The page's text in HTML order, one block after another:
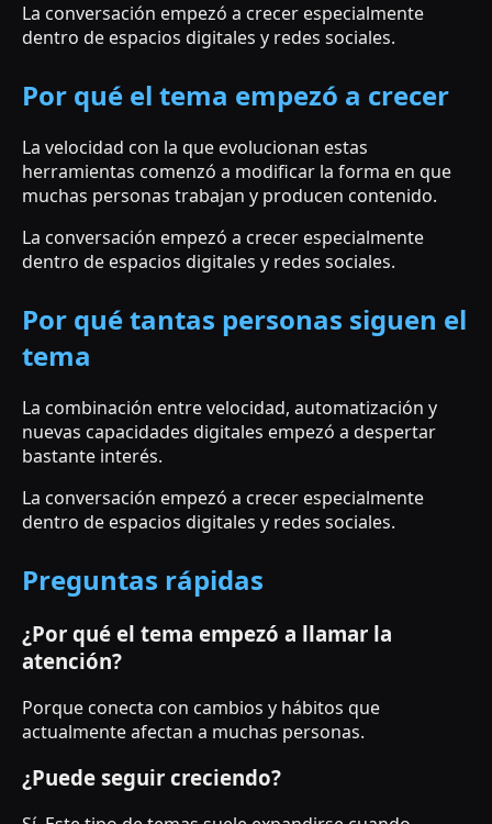
La conversación empezó a crecer especialmente
dentro de espacios digitales y redes sociales.
Por qué el tema empezó a crecer
La velocidad con la que evolucionan estas
herramientas comenzó a modificar la forma en que
muchas personas trabajan y producen contenido.
La conversación empezó a crecer especialmente
dentro de espacios digitales y redes sociales.
Por qué tantas personas siguen el
tema
La combinación entre velocidad, automatización y
nuevas capacidades digitales empezó a despertar
bastante interés.
La conversación empezó a crecer especialmente
dentro de espacios digitales y redes sociales.
Preguntas rápidas
¿Por qué el tema empezó a llamar la
atención?
Porque conecta con cambios y hábitos que
actualmente afectan a muchas personas.
¿Puede seguir creciendo?